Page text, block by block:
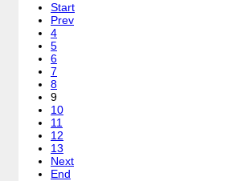
Start
Prev
4
5
6
7
8
9
10
11
12
13
Next
End